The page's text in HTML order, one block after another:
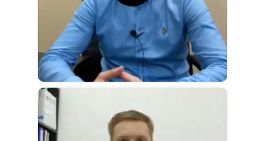
Начните получать
квалифицированные
лиды на банкротство
уже сейчас!
Узнайте условия сотрудничества по
кнопкам ниже и получите первые
обращения уже через 3 дня: